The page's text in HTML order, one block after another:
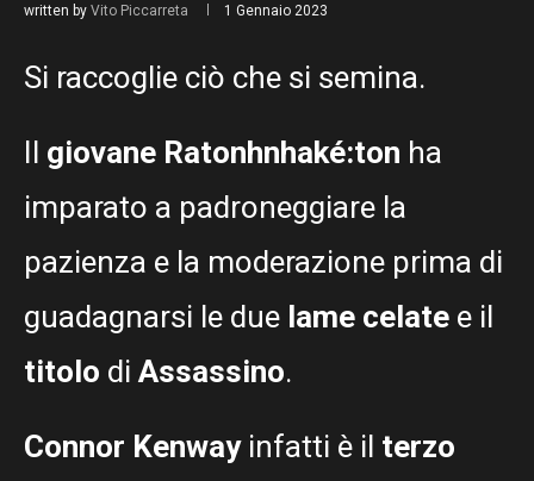
written by Vito Piccarreta 1 Gennaio 2023
Si raccoglie ciò che si semina.
Il giovane Ratonhnhaké:ton ha
imparato a padroneggiare la
pazienza e la moderazione prima di
guadagnarsi le due lame celate e il
titolo di Assassino.
Connor Kenwayinfatti è il terzo